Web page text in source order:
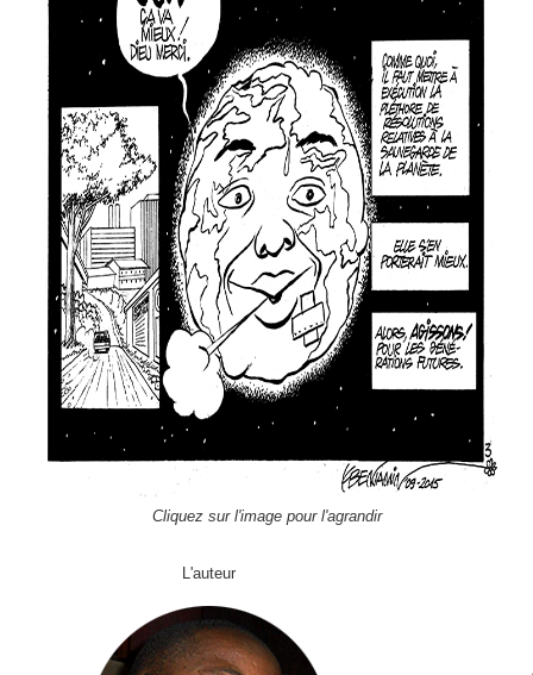
Cliquez sur l'image pour l'agrandir
L'auteur